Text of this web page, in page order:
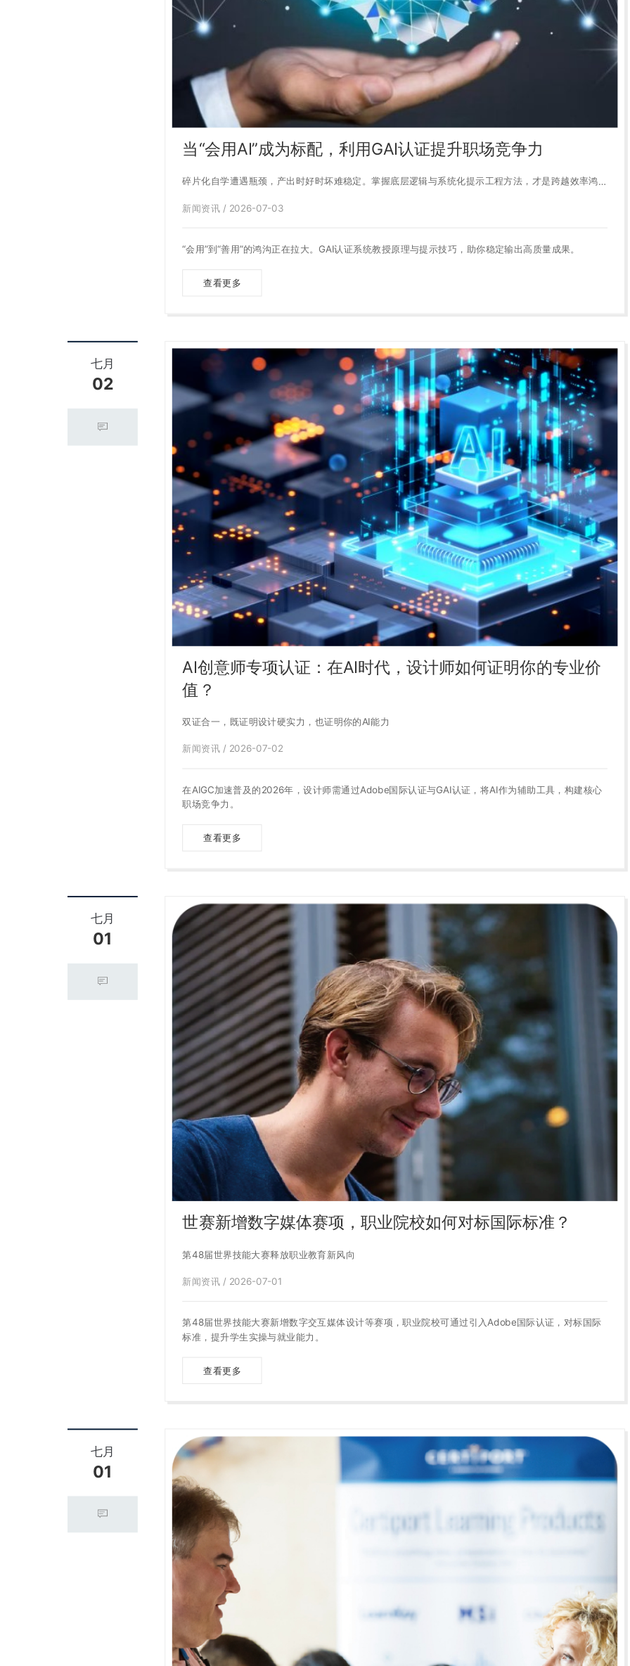
当“会用AI”成为标配，利用GAI认证提升职场竞争力
碎片化自学遭遇瓶颈，产出时好时坏难稳定。掌握底层逻辑与系统化提示工程方法，才是跨越效率鸿
新闻资讯 / 2026-07-03
“会用”到“善用”的鸿沟正在拉大。GAI认证系统教授原理与提示技巧，助你稳定输出高质量成果。
查看更多
七月
02
AI创意师专项认证：在AI时代，设计师如何证明你的专业价
值？
双证合一，既证明设计硬实力，也证明你的AI能力
新闻资讯 / 2026-07-02
在AIGC加速普及的2026年，设计师需通过Adobe国际认证与GAI认证，将AI作为辅助工具，构建核心
职场竞争力。
查看更多
七月
01
世赛新增数字媒体赛项，职业院校如何对标国际标准？
第48届世界技能大赛释放职业教育新风向
新闻资讯 / 2026-07-01
第48届世界技能大赛新增数字交互媒体设计等赛项，职业院校可通过引入Adobe国际认证，对标国际
标准，提升学生实操与就业能力。
查看更多
七月
01